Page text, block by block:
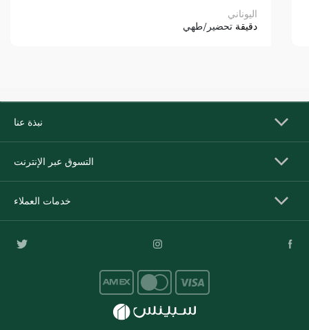
اليوناني
دقيقة تحضير/طهي
نبذة عنا
التسوق عبر الإنترنت
خدمات العملاء